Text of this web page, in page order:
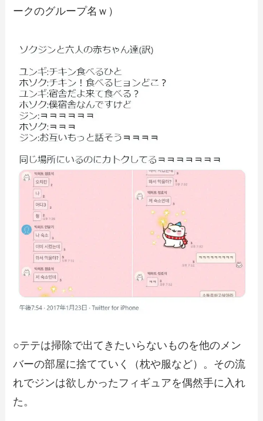
ークのグループ名ｗ）
○テテは掃除で出てきたいらないものを他のメン
バーの部屋に捨てていく（枕や服など）。その流
れでジンは欲しかったフィギュアを偶然手に入れ
た。